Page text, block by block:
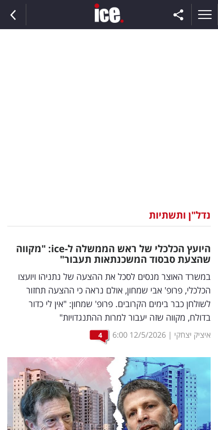
וצרכנות
דיגיטל
וטק
שיווק
ופרסום
משפט
מדדים
ומחקרים
דעות
רכילות
נדל"ן ותשתיות
היועץ הכלכלי של ראש הממשלה ל-ice: "מקווה
שהצעת סבסוד המשכנתאות תעבור"
במשרד האוצר מנסים לסכל את ההצעה של נתניהו ויועצו
הכלכלי, פרופ' אבי שמחון, אולם נראה כי ההצעה תחזור
לשולחן כבר בימים הקרובים. פרופ' שמחון: "אין לי כדור
בדולח, מקווה שזה יעבור למרות ההתנגדויות"
איציק יצחקי |
12/5/2026
6:00
4